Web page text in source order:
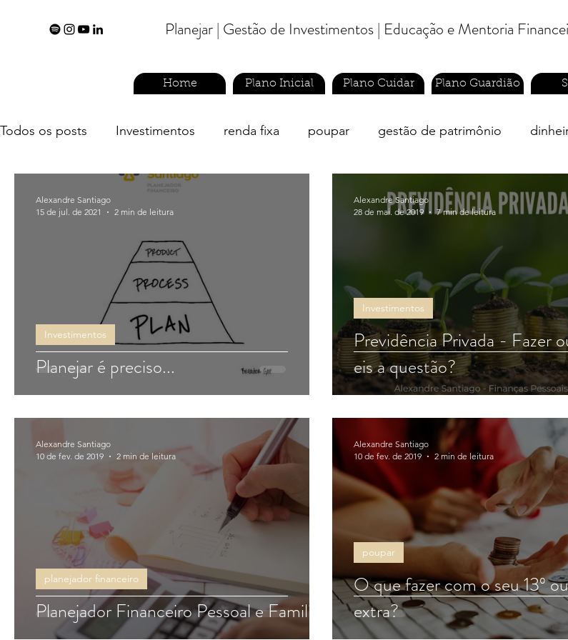
Planejar | Gestão de Investimentos | Educação e Mentoria
Home Plano Inicial Plano Cuidar Plano Guardião
Todos os posts Investimentos renda fixa poupar gestão de patrimônio
planejador financeiro previdência privada
Planejar é preciso...
Investimentos
Alexandre Santiago
15 de jul. de 2021
2 min de leitura
Previdência Privada - Fazer
eis a questão?
Investimentos
Alexandre Santiago
28 de mai. de 2019
7 min de leitura
Planejador Financeiro Pessoal e Familiar
planejador financeiro
Alexandre Santiago
10 de fev. de 2019
2 min de leitura
O que fazer com o seu 13º
extra?
poupar
Alexandre Santiago
10 de fev. de 2019
2 min de leitura